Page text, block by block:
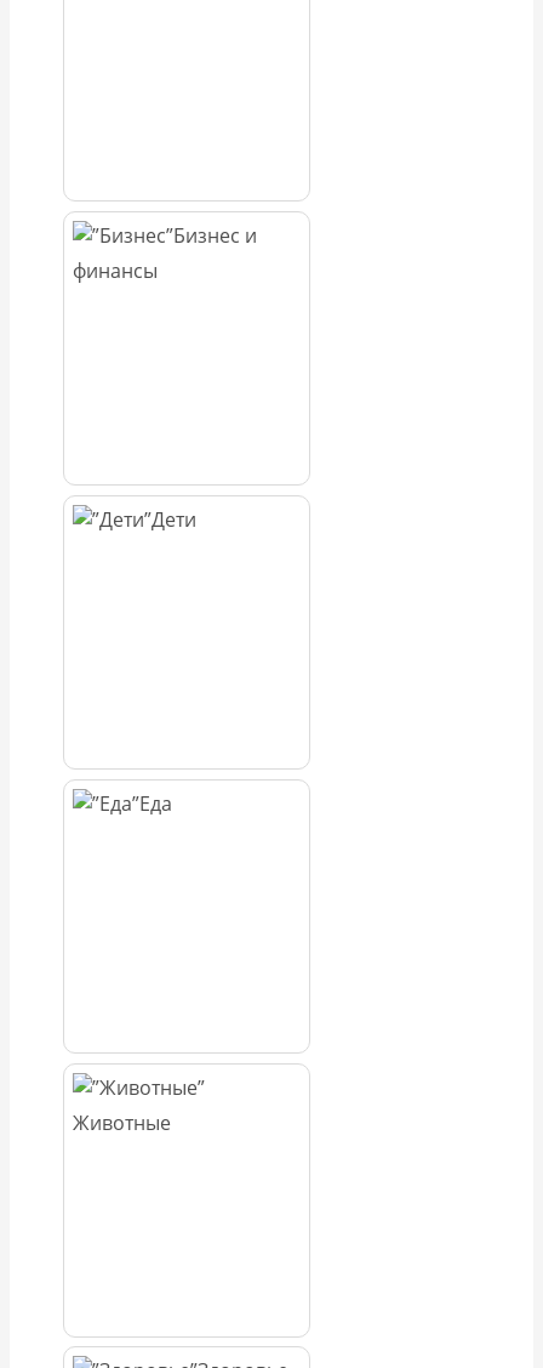
Бизнес и
финансы
Дети
Еда
Животные